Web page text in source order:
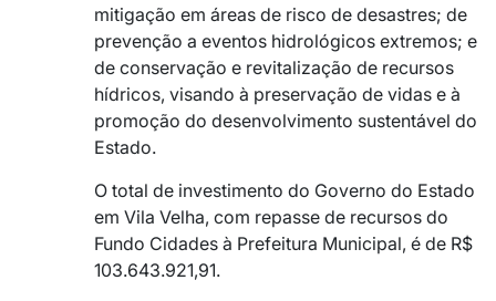
mitigação em áreas de risco de desastres; de
prevenção a eventos hidrológicos extremos; e
de conservação e revitalização de recursos
hídricos, visando à preservação de vidas e à
promoção do desenvolvimento sustentável do
Estado.
O total de investimento do Governo do Estado
em Vila Velha, com repasse de recursos do
Fundo Cidades à Prefeitura Municipal, é de R$
103.643.921,91.